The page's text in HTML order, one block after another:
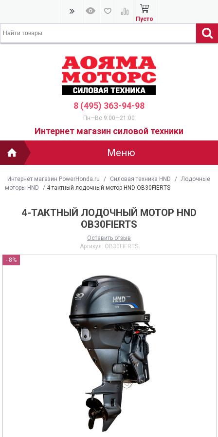
Пусто
8 (495) 363-94-98
Пн—Вс 9:00—21:00
Интернет магазин силовой техники
Меню
Интернет магазин PowerHonda.ru / Силовая техника HND / Лодочные
моторы HND
/ 4-тактный лодочный мотор HND OB30FIERTS
4-ТАКТНЫЙ ЛОДОЧНЫЙ МОТОР HND
OB30FIERTS
Оставить отзыв
Артикул: OB30FIERTS
- 8%